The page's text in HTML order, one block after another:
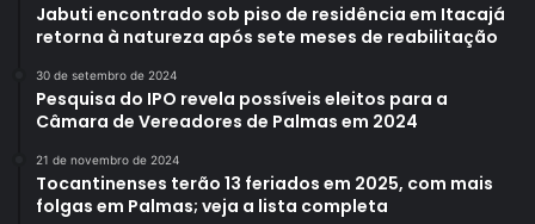
Jabuti encontrado sob piso de residência em Itacajá
retorna à natureza após sete meses de reabilitação
30 de setembro de 2024
Pesquisa do IPO revela possíveis eleitos para a
Câmara de Vereadores de Palmas em 2024
21 de novembro de 2024
Tocantinenses terão 13 feriados em 2025, com mais
folgas em Palmas; veja a lista completa